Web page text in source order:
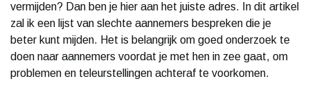
vermijden? Dan ben je hier aan het juiste adres. In dit artikel
zal ik een lijst van slechte aannemers bespreken die je
beter kunt mijden. Het is belangrijk om goed onderzoek te
doen naar aannemers voordat je met hen in zee gaat, om
problemen en teleurstellingen achteraf te voorkomen.